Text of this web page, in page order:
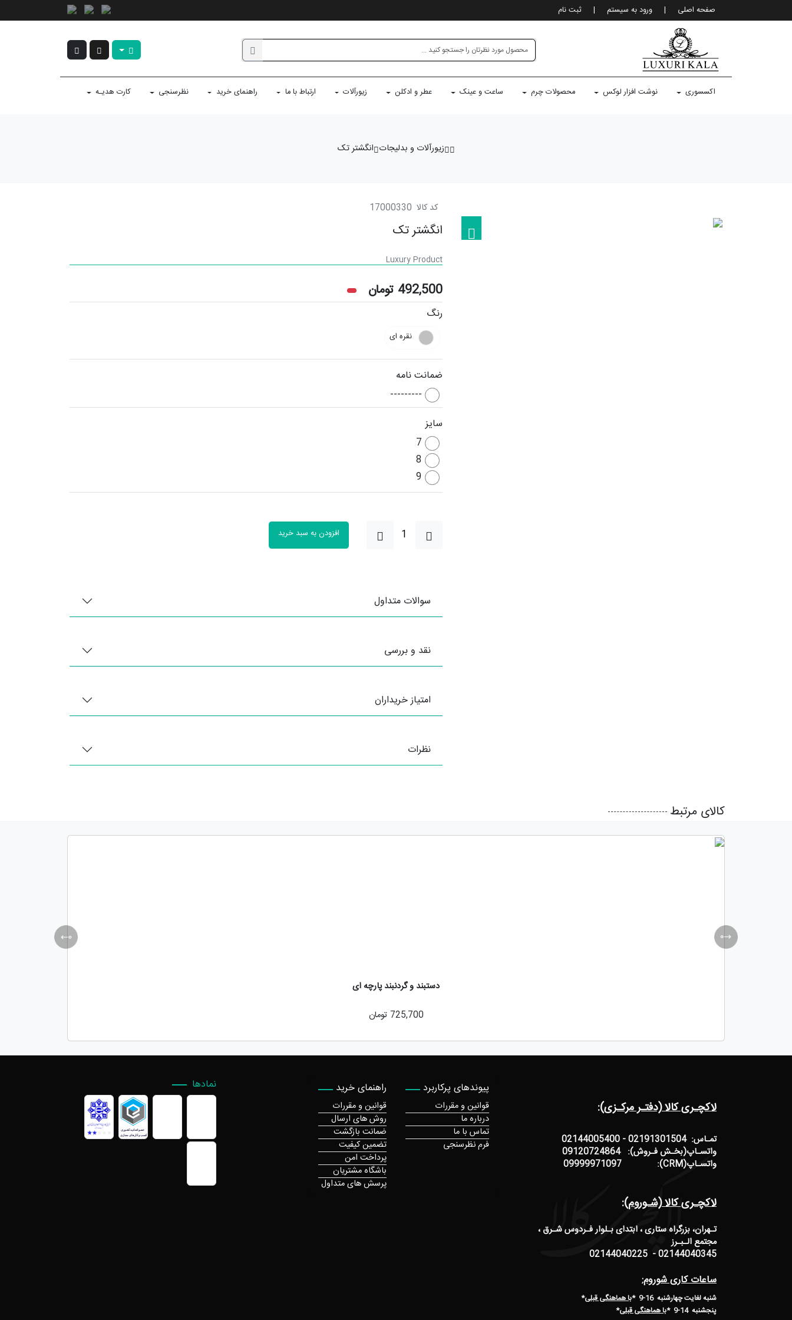
صفحه اصلی | ورود به سيستم | ثبت نام
اکسسوری نوشت افزار لوکس محصولات چرم ساعت و عینک عطر و ادکلن زیورآلات ارتباط با ما راهنمای خرید نظرسنجی کارت هدیـه
زیورآلات و بدلیجات انگشتر تک
کد کالا 17000330
انگشتر تک
Luxury Product
492,500 تومان
رنگ
نقره ای
ضمانت نامه
---------
سایز
7
8
9
افزودن به سبد خرید
سوالات متداول
نقد و بررسی
امتیاز خریداران
نظرات
کالای مرتبط
دستبند و گردنبند پارچه ای
725,700 تومان
لاکچـری کالا (دفتـر مرکـزی):
تمـاس: 02191301504 - 02144005400
واتسـاپ(بخـش فـروش): 09120724864
واتسـاپ(CRM): 09999971097
لاکچـری کالا (شـوروم):
تـهران، بزرگراه ستاری ، ابتدای بـلوار فـردوس شـرق ،
مجتمع الـبـرز
02144040345 - 02144040225
ساعات کاری شوروم:
شنبه لغایت چهارشنبه 16-9 * با هماهنگی قبلی*
پنجشنبه 14-9
*با هماهنگی قبلی*
پیوندهای پرکاربرد
قوانین و مقررات
درباره ما
تماس با ما
فرم نظرسنجی
راهنمای خرید
قوانین و مقررات
روش های ارسال
ضمانت بازگشت
تضمین کیفیت
پرداخت امن
باشگاه مشتریان
پرسش های متداول
نمادها